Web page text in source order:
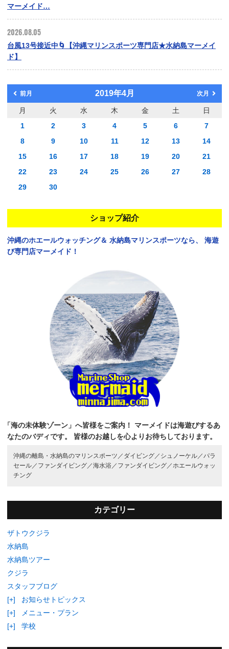
マーメイド…
2026.08.05
台風13号接近中🌀【沖縄マリンスポーツ専門店★水納島マーメイ
ド】
前月 2019年4月 次月
月 火 水 木 金 土
日
1
2 3 4 5 6
7
8
9 10 11 12 13
14
15
16 17 18 19 20
21
22
23 24 25 26 27
28
29
30
ショップ紹介
沖縄のホエールウォッチング＆ 水納島マリンスポーツなら、
海遊
び専門店マーメイド！
「海の未体験ゾーン」へ皆様をご案内！
マーメイドは海遊びするあ
なたのバディです。
皆様のお越しを心よりお待ちしております。
沖縄の離島・水納島のマリンスポーツ／ ダイビング／ シュノーケル／パラ
セール／ ファンダイビング／海水浴／ ファンダイビング／ホエールウォッ
チング
カテゴリー
ザトウクジラ
水納島
水納島ツアー
クジラ
スタッフブログ
[+]
お知らせトピックス
[+]
メニュー・プラン
[+]
学校